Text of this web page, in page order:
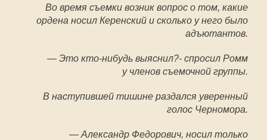
Во время съемки возник вопрос о том, какие
ордена носил Керенский и сколько у него было
адъютантов.
— Это кто-нибудь выяснил?- спросил Ромм
у членов съемочной группы.
В наступившей тишине раздался уверенный
голос Черномора.
— Александр Федорович, носил только